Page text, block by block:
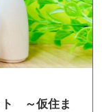
ト ～仮住ま